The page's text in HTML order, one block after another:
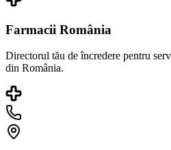
Farmacii România
Directorul tău de încredere pentru
din România.